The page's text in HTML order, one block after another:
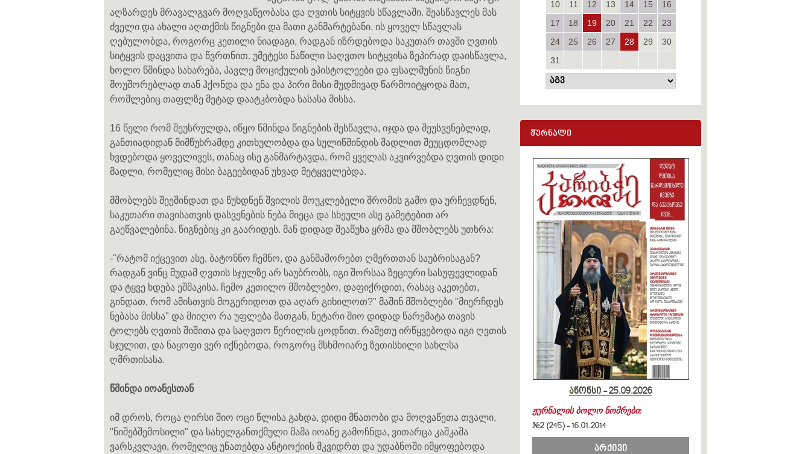
აღზარდეს მრავალგვარ მოღვაწეობასა და ღვთის სიტყვის სწავლაში. შეასწავლეს მას
ძველი და ახალი აღთქმის წიგნები და მათი განმარტებანი. ის ყოველ სწავლას
ღებულობდა, როგორც კეთილი ნიადაგი, რადგან იზრდებოდა საკუთარ თავში ღვთის
სიტყვის დაცვითა და წვრთნით. უმეტესი ნაწილი საღვთო სიტყვისა ზეპირად დაისწავლა,
ხოლო წმინდა სახარება, პავლე მოციქულის ეპისტოლეები და ფსალმუნის წიგნი
მოუშორებლად თან ჰქონდა და ენა და პირი მისი მუდმივად წარმოიტყოდა მათ,
რომლებიც თაფლზე მეტად დაატკბობდა სასასა მისსა.
16 წელი რომ შეუსრულდა, იწყო წმინდა წიგნების შესწავლა, იჯდა და შეუსვენებლად,
განთიადიდან მიმწუხრამდე კითხულობდა და სულიწმინდის მადლით შეუცდომლად
ხვდებოდა ყოველივეს, თანაც ისე განმარტავდა, რომ ყველას აკვირვებდა ღვთის დიდი
მადლი, რომელიც მისი ბაგეებიდან უხვად მეტყველებდა.
მშობლებს შეეშინდათ და წუხდნენ შვილის მოუკლებელი შრომის გამო და ურჩევდნენ,
საკუთარი თავისათვის დასვენების ნება მიეცა და სხეული ასე გამეტებით არ
გაეწვალებინა. წიგნებიც კი გაარიდეს. მან დიდად შეაწუხა ყრმა და მშობლებს უთხრა:
-"რატომ იქცევით ასე, ბატონნო ჩემნო, და განმაშორებთ ღმერთთან საუბრისაგან?
რადგან ვინც მუდამ ღვთის სჯულზე არ საუბრობს, იგი შორსაა ზეციური სასუფევლიდან
და ტყვე ხდება ეშმაკისა. ჩემო კეთილო მშობლებო, დაფიქრდით, რასაც აკეთებთ,
გინდათ, რომ ამისთვის მოგერიდოთ და აღარ გიხილოთ?" მაშინ მშობლები "მიერჩდეს
ნებასა მისსა" და მიიღო რა უფლება მათგან, ნეტარი შიო დიდად წარემატა თავის
ტოლებს ღვთის შიშითა და საღვთო წერილის ცოდნით, რამეთუ ირწყვებოდა იგი ღვთის
სჯულით, და ნაყოფი ვერ იქნებოდა, როგორც მსხმოიარე ზეთისხილი სახლსა
ღმრთისასა.
წმინდა იოანესთან
იმ დროს, როცა ღირსი შიო ოცი წლისა გახდა, დიდი მნათობი და მოღვაწეთა თვალი,
"ნიშებშემოსილი" და სახელგანთქმული მამა იოანე გამოჩნდა, ვითარცა კაშკაშა
ვარსკვლავი, რომელიც უნათებდა ანტიოქიის მკვიდრთ და უდაბნოში იმყოფებოდა
10
11 12 13 14 15
16
17
18 19 20 21 22
23
24
25 26 27 28 29
30
31
ჟურნალი
ანონსი - 25.09.2026
ჟურნალის ბოლო ნომრები:
#2 (245)-16.01.2014
არქივი